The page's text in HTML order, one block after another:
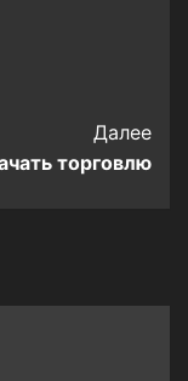
Далее
торговлю